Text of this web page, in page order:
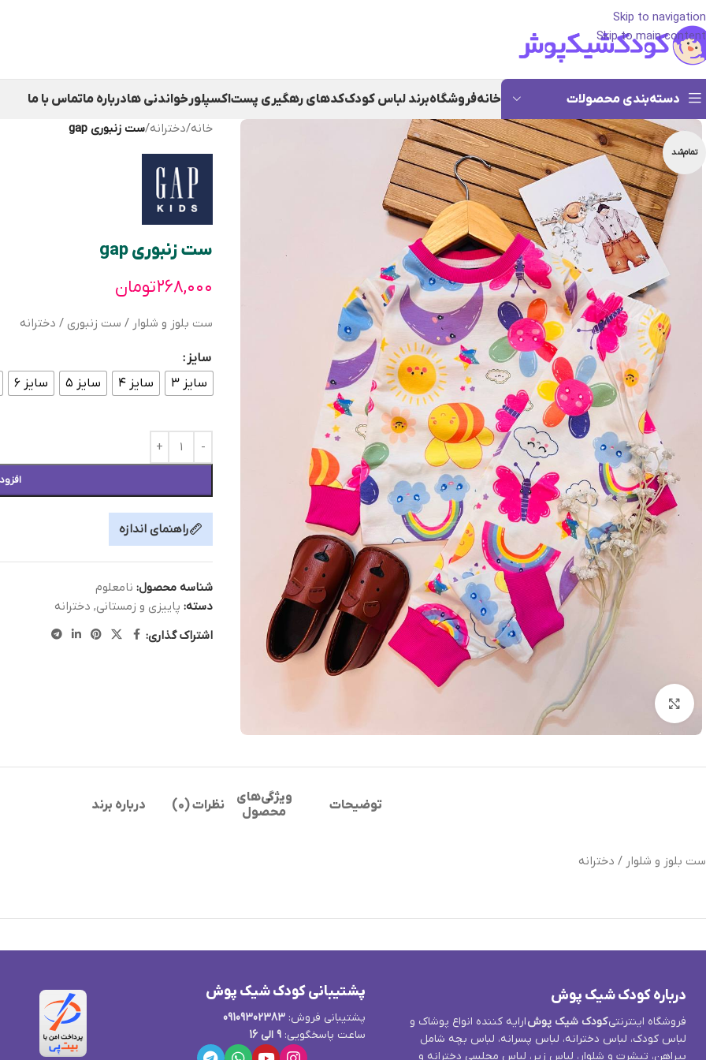
Skip to navigation
Skip to main content
دسته‌بندی محصولات خانهفروشگاهبرند لباس کودککدهای رهگیری پستاکسپلورخواندنی هادرباره ماتماس با ما
تمام‌شد
خانه/دخترانه/ست زنبوری gap
ست زنبوری gap
۲۶۸,۰۰۰تومان
ست بلوز و شلوار / ست زنبوری / دخترانه
سایز
سایز ۳
سایز ۴ سایز ۵ سایز ۶
راهنمای اندازه
شناسه محصول: نامعلوم
دسته: پاییزی و زمستانی, دخترانه
اشتراک گذاری:
توضیحات
ویژگی‌های
محصول
نظرات (0) درباره برند
ست بلوز و شلوار / دخترانه
درباره کودک شیک پوش
فروشگاه اینترنتیکودک شیک پوشارایه کننده انواع پوشاک و
لباس کودک، لباس دخترانه، لباس پسرانه، لباس بچه شامل
پیراهن، تیشرت و شلوار، لباس زیر، لباس مجلسی دخترانه و
پشتیبانی کودک شیک پوش
پشتیبانی فروش:09109302383
ساعت پاسخگویی:9 الی 16